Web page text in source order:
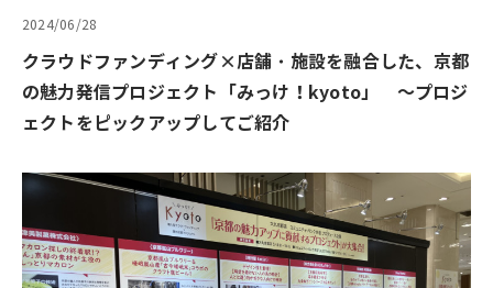
2024/06/28
クラウドファンディング×店舗・施設を融合した、京都
の魅力発信プロジェクト「みっけ！kyoto」 ～プロジ
ェクトをピックアップしてご紹介